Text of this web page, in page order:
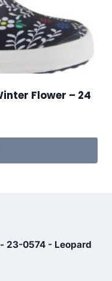
Flower – 24
23-0574 - Leopard